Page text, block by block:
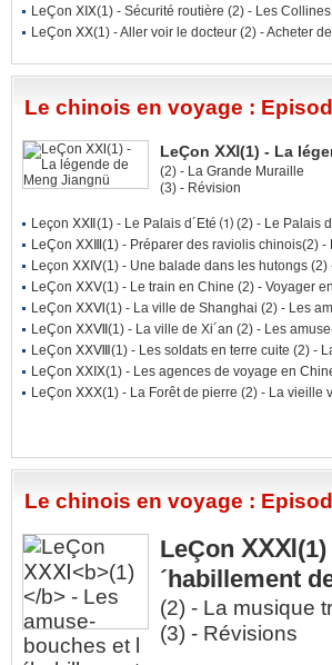
LeÇon ⅩⅨ(1) - Sécurité routière (2) - Les
LeÇon ⅩⅩ(1) - Aller voir le docteur (2) - Acheter
Le chinois en voyage :
LeÇon ⅩⅪ(1) - La
(2) - La Grande Muraille
(3) - Révision
Leçon ⅩⅫ (1) - Le Palais d´Eté ⑴ (2) - Le Palais
LeÇon ⅩⅩⅢ (1) - Préparer des raviolis chinois(2) -
Leçon ⅩⅩⅣ(1) - Une balade dans les hutongs (2)
LeÇon ⅩⅩⅤ(1) - Le train en Chine (2) - Voyager
LeÇon ⅩⅩⅥ (1) - La ville de Shanghai (2) - Les
LeÇon ⅩⅩⅦ (1) - La ville de Xi´an (2) - Les
LeÇon ⅩⅩⅧ (1) - Les soldats en terre cuite (2) -
LeÇon ⅩⅩⅨ(1) - Les agences de voyage en
LeÇon ⅩⅩⅩ(1) - La Forêt de pierre (2) - La vieille
Le chinois en voyage :
LeÇon ⅩⅩⅪ (1)
´habillement
(2) - La musique
(3) - Révisions